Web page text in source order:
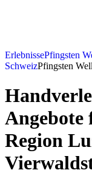
ErlebnissePfingsten
SchweizPfingsten
Angebote
Region